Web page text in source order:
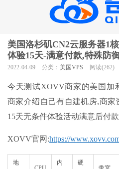
美国洛杉矶CN2云服务器1
体验15天-满意付款,特殊防
2022-04-09 分类： 美国VPS 阅读(262)
今天测试XOVV商家的美国加
商家介绍自己有自建机房,商
15天无条件体验活动满意后付款
XOVV官网 :https://
地
内
硬